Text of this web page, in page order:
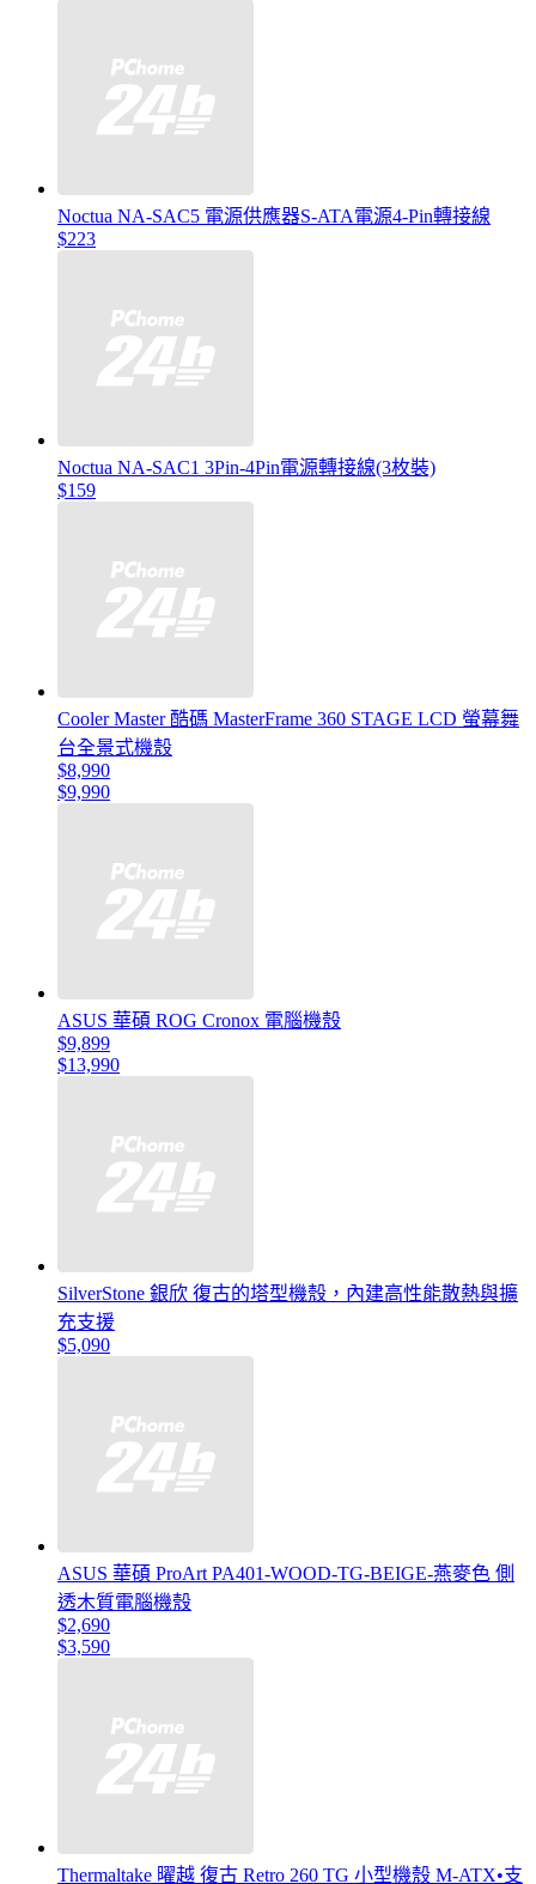
Noctua NA-SAC5 電源供應器S-ATA電源4-Pin轉接線
$223
Noctua NA-SAC1 3Pin-4Pin電源轉接線(3枚裝)
$159
Cooler Master 酷碼 MasterFrame 360 STAGE LCD 螢幕舞
台全景式機殼
$8,990
$9,990
ASUS 華碩 ROG Cronox 電腦機殼
$9,899
$13,990
SilverStone 銀欣 復古的塔型機殼，內建高性能散熱與擴
充支援
$5,090
ASUS 華碩 ProArt PA401-WOOD-TG-BEIGE-燕麥色 側
透木質電腦機殼
$2,690
$3,590
Thermaltake 曜越 復古 Retro 260 TG 小型機殼 M-ATX•支